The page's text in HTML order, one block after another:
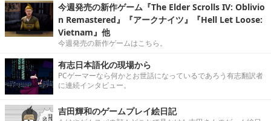
今週発売の新作ゲーム『The Elder Scrolls IV: Oblivio
n Remastered』『アークナイツ』『Hell Let Loose:
Vietnam』他
今週発売の新作ゲームはこちら。
有志日本語化の現場から
PCゲーマーなら何かとお世話になっているであろう有志翻訳者
に連続インタビュー。
吉田輝和のゲームプレイ絵日記